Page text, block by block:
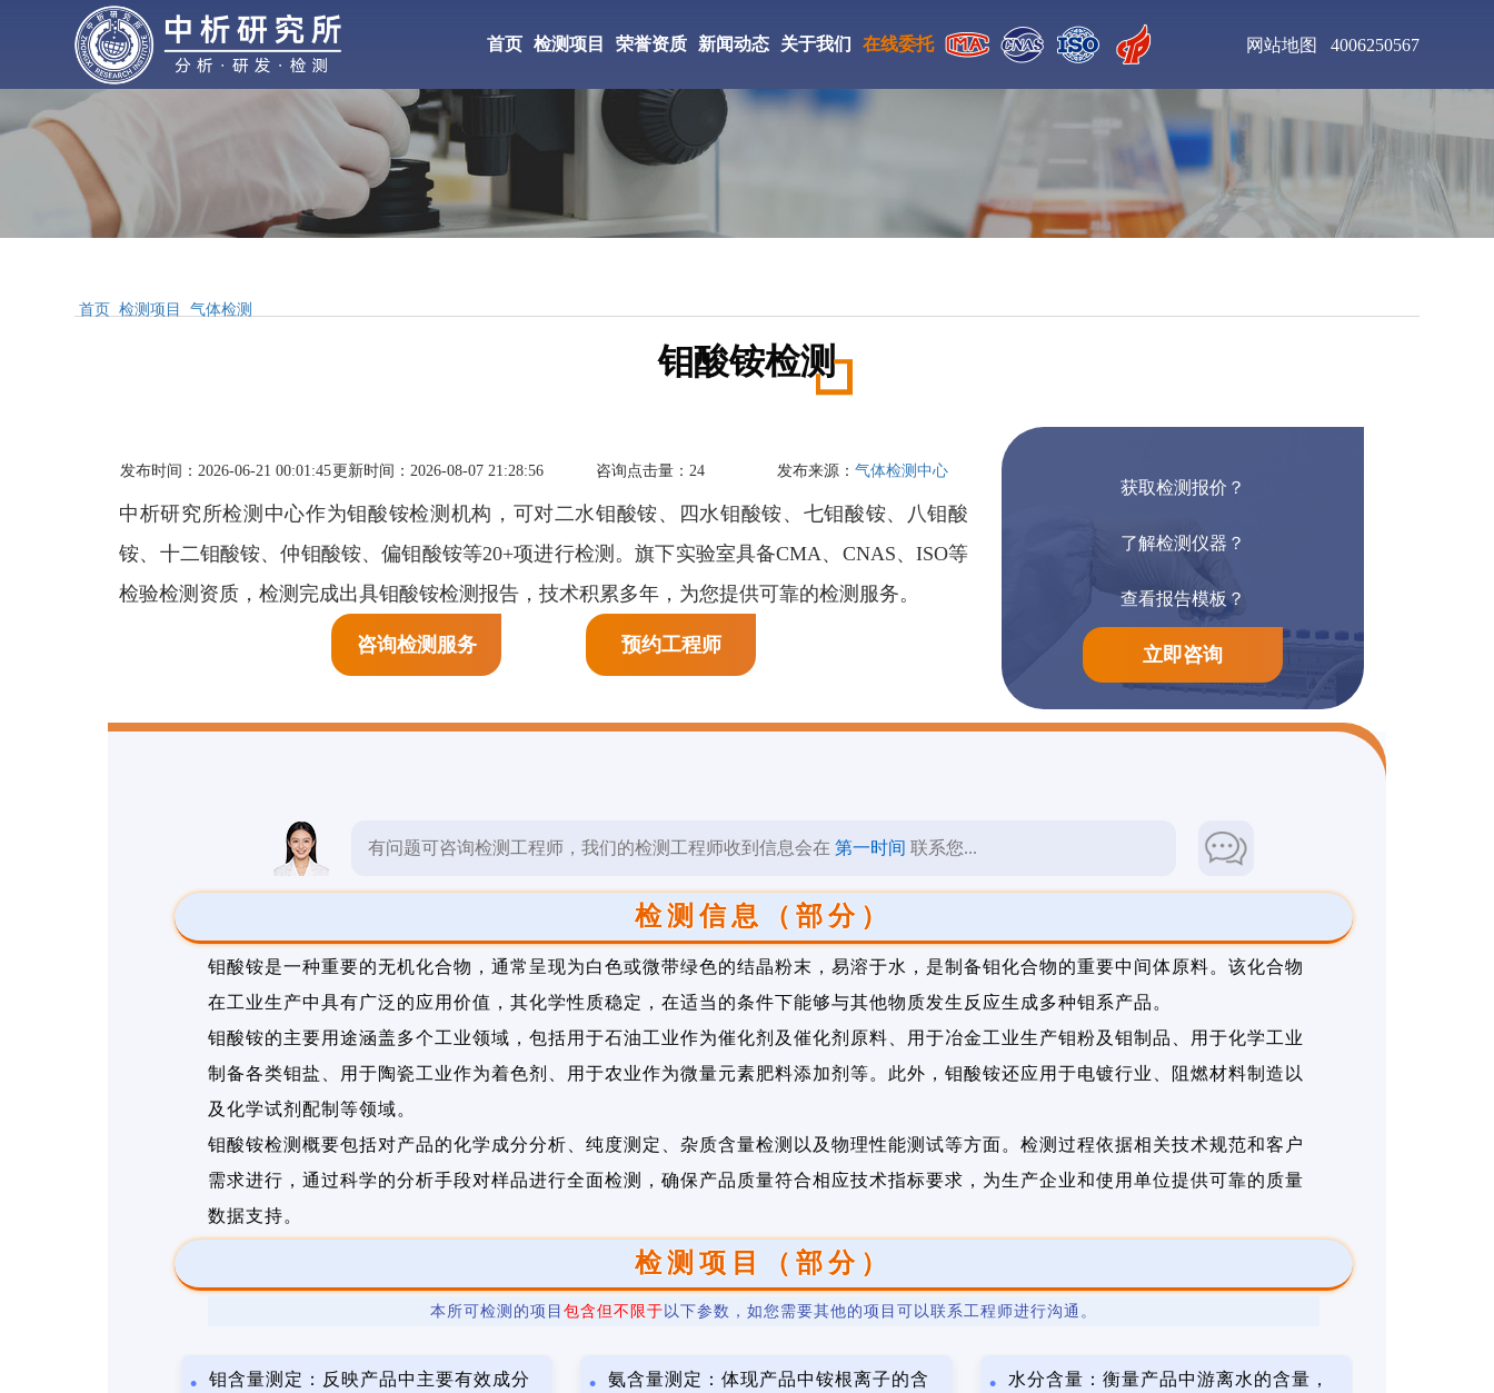
首页 检测项目
材料检测
气体检测
性能检测
生物检测
水处理絮凝剂检测 相变储热材料检测 丙烯酸酯胶粘剂检测 聚氨酯清漆检测 增塑剂DOP检测
填充油检测
皮革化学品检测
预膜剂检测 页岩抑制剂检测
阳离子表面活性剂检
阳离子染料检测
荣誉资质
CMA检验检测机构
CNAS证书
国家高新技术企业
新闻动态
检测仪器
检测案例
关于我们
实验室环境
在线委托 网站地图 4006250567
首页 检测项目 气体检测
钼酸铵检测
发布时间：2026-06-21 00:01:45更新时间：2026-08-07 21:28:56 咨询点击量： 24 发布来源： 气体检测中心
中析研究所检测中心作为钼酸铵检测机构，可对二水钼酸铵、四水钼酸铵、七钼酸铵、八钼酸
铵、十二钼酸铵、仲钼酸铵、偏钼酸铵等20+项进行检测。旗下实验室具备CMA、CNAS、ISO等
检验检测资质，检测完成出具钼酸铵检测报告，技术积累多年，为您提供可靠的检测服务。
咨询检测服务 预约工程师
获取检测报价？
了解检测仪器？
查看报告模板？
立即咨询
有问题可咨询检测工程师，我们的检测工程师收到信息会在第一时间 联系您...
检测信息（部分）
钼酸铵是一种重要的无机化合物，通常呈现为白色或微带绿色的结晶粉末，易溶于水，是制备钼化合物的重要中间体原料。该化合物
在工业生产中具有广泛的应用价值，其化学性质稳定，在适当的条件下能够与其他物质发生反应生成多种钼系产品。
钼酸铵的主要用途涵盖多个工业领域，包括用于石油工业作为催化剂及催化剂原料、用于冶金工业生产钼粉及钼制品、用于化学工业
制备各类钼盐、用于陶瓷工业作为着色剂、用于农业作为微量元素肥料添加剂等。此外，钼酸铵还应用于电镀行业、阻燃材料制造以
及化学试剂配制等领域。
钼酸铵检测概要包括对产品的化学成分分析、纯度测定、杂质含量检测以及物理性能测试等方面。检测过程依据相关技术规范和客户
需求进行，通过科学的分析手段对样品进行全面检测，确保产品质量符合相应技术指标要求，为生产企业和使用单位提供可靠的质量
数据支持。
检测项目（部分）
本所可检测的项目 包含但不限于 以下参数，如您需要其他的项目可以联系工程师进行沟通。
钼含量测定：反映产品中主要有效成分
氨含量测定：体现产品中铵根离子的含
水分含量：衡量产品中游离水的含量，